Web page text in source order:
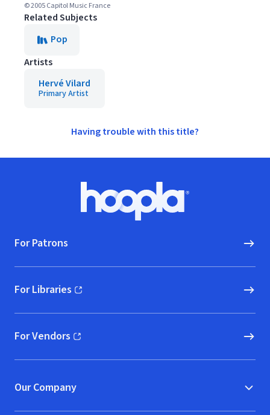
© 2005 Capitol Music France
Related Subjects
Pop
Artists
Hervé Vilard
Primary Artist
Having trouble with this title?
Hoopla logo, Go to homepage
For Patrons
For Libraries
(opens in new window)
For Vendors
(opens in new window)
Our Company